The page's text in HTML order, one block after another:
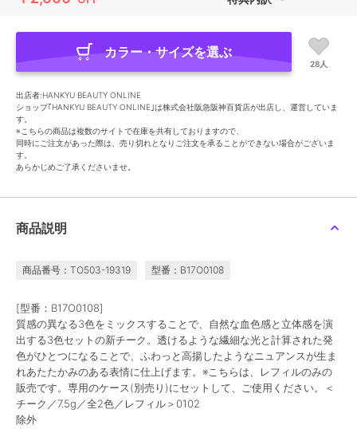
カラー・サイズを選ぶ
28人
出店者:HANKYU BEAUTY ONLINE
ショップ｢HANKYU BEAUTY ONLINE｣は株式会社阪急阪神百貨店が出店し、運営していま
す。
※こちらの商品は複数のサイトで在庫を共有しておりますので、
同時にご注文があった際は、売り切れとなりご注文を承ることができない場合がございま
す。
あらかじめご了承くださいませ。
商品説明
商品番号：TO503-19319 型番：B17O0108
[型番：B17O0108]
質感の異なる3色をミックスすることで、自然な血色感と立体感を演
出する3色セットの新チーク。透けるような繊細な光と計算された発
色がひとつになることで、ふわっと高揚したようなニュアンスが生ま
れあたたかみのある表情に仕上げます。※こちらは、レフィルのみの
販売です。専用のケース(別売り)にセットして、ご使用ください。＜
チーク／7.5g／全2色／レフィル＞0102
除外